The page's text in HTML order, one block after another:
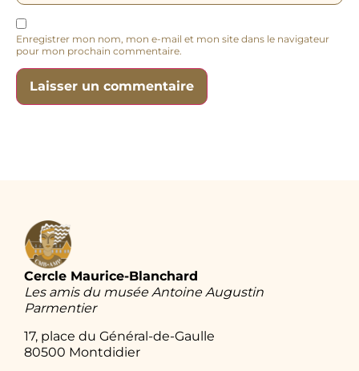
Enregistrer mon nom, mon e-mail et mon site dans le navigateur
pour mon prochain commentaire.
Cercle Maurice-Blanchard
Les amis du musée Antoine Augustin
Parmentier
17, place du Général-de-Gaulle
80500 Montdidier